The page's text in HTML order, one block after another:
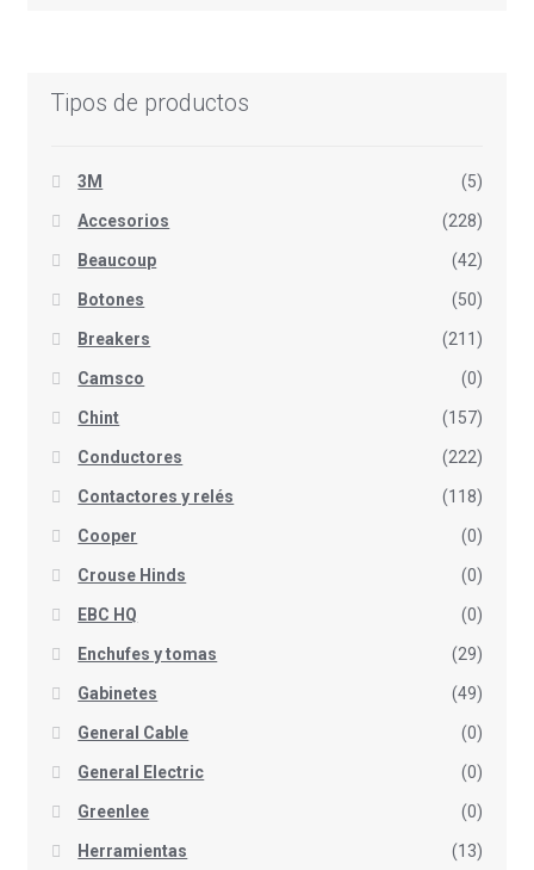
Tipos de productos
3M (5)
Accesorios (228)
Beaucoup (42)
Botones (50)
Breakers (211)
Camsco (0)
Chint (157)
Conductores (222)
Contactores y relés (118)
Cooper (0)
Crouse Hinds (0)
EBC HQ (0)
Enchufes y tomas (29)
Gabinetes (49)
General Cable (0)
General Electric (0)
Greenlee (0)
Herramientas (13)